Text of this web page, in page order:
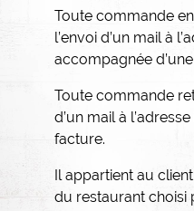
Toute commande
l’envoi d’un mail à
accompagnée
Toute commande
d’un mail à
facture.
Il appartient au
du restaurant choisi